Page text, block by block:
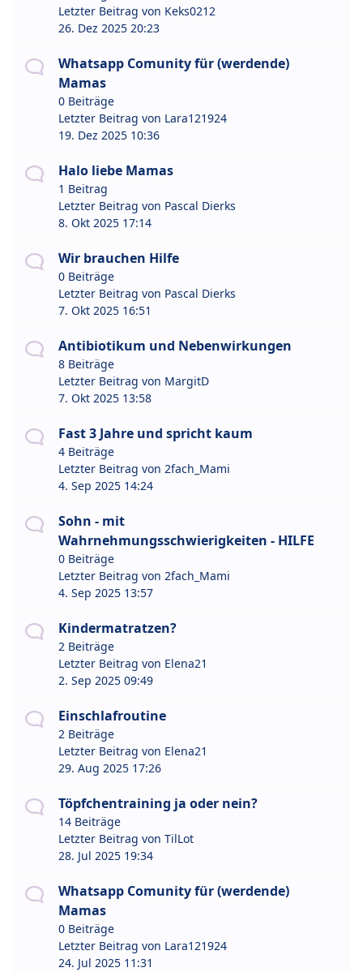
Letzter Beitrag von Keks0212
26. Dez 2025 20:23
Whatsapp Comunity für (werdende)
Mamas
0 Beiträge
Letzter Beitrag von Lara121924
19. Dez 2025 10:36
Halo liebe Mamas
1 Beitrag
Letzter Beitrag von Pascal Dierks
8. Okt 2025 17:14
Wir brauchen Hilfe
0 Beiträge
Letzter Beitrag von Pascal Dierks
7. Okt 2025 16:51
Antibiotikum und Nebenwirkungen
8 Beiträge
Letzter Beitrag von MargitD
7. Okt 2025 13:58
Fast 3 Jahre und spricht kaum
4 Beiträge
Letzter Beitrag von 2fach_Mami
4. Sep 2025 14:24
Sohn - mit
Wahrnehmungsschwierigkeiten - HILFE
0 Beiträge
Letzter Beitrag von 2fach_Mami
4. Sep 2025 13:57
Kindermatratzen?
2 Beiträge
Letzter Beitrag von Elena21
2. Sep 2025 09:49
Einschlafroutine
2 Beiträge
Letzter Beitrag von Elena21
29. Aug 2025 17:26
Töpfchentraining ja oder nein?
14 Beiträge
Letzter Beitrag von TilLot
28. Jul 2025 19:34
Whatsapp Comunity für (werdende)
Mamas
0 Beiträge
Letzter Beitrag von Lara121924
24. Jul 2025 11:31